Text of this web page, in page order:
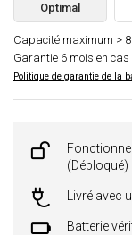
Optimal
Capacité maximum >
Garantie 6 mois en
Politique de garantie de la
(Débloqué)
Livré avec
Batterie